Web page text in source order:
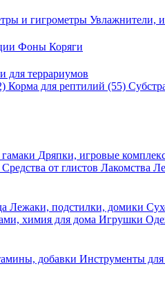
и гигрометры Увлажнители,
Фоны Коряги
для террариумов
Корма для рептилий (55)
Дряпки, игровые
Средства от глистов Лакомства
Лежаки, подстилки, домики
химия для дома Игрушки
добавки Инструменты для